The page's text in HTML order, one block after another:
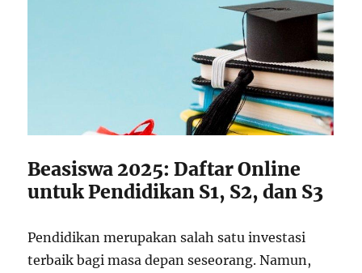
Beasiswa 2025: Daftar Online
untuk Pendidikan S1, S2, dan S3
Pendidikan merupakan salah satu investasi
terbaik bagi masa depan seseorang. Namun,